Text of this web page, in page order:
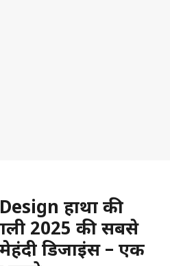
हाथों की
2025 की सबसे
डिजाइंस – एक